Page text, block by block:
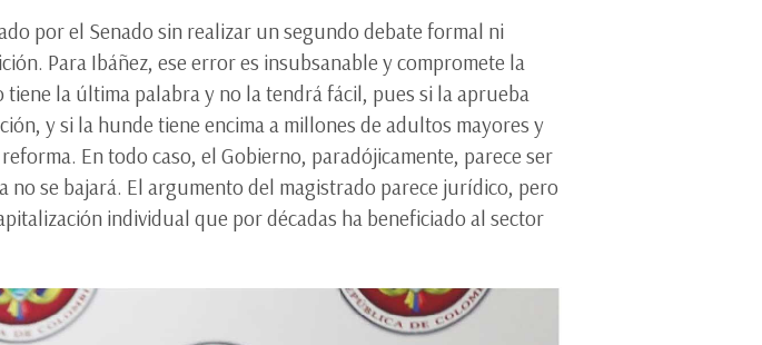
por el Senado sin realizar un segundo debate formal ni
Para Ibáñez, ese error es insubsanable y compromete la
la última palabra y no la tendrá fácil, pues si la aprueba
y si la hunde tiene encima a millones de adultos mayores y
En todo caso, el Gobierno, paradójicamente, parece ser
no se bajará. El argumento del magistrado parece jurídico, pero
individual que por décadas ha beneficiado al sector